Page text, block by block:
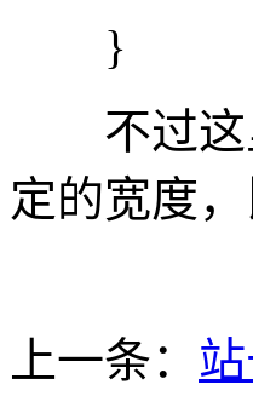
}
不过这里
定的宽度
上一条：